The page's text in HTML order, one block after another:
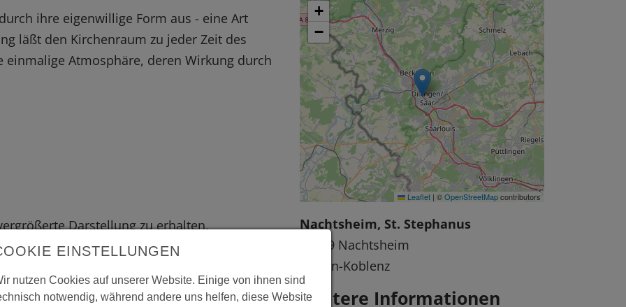
ihre eigenwillige Form aus - eine Art
läßt den Kirchenraum zu jeder Zeit des
einmalige Atmosphäre, deren Wirkung durch
Darstellung zu erhalten.
+
−
Leaflet | ©OpenStreetMapcontributors
Nachtsheim, St. Stephanus
56729 Nachtsheim
Mayen-Koblenz
Weitere Informationen
EINSTELLUNGEN
nutzen Cookies auf unserer Website. Einige von ihnen sind
notwendig, während andere uns helfen, diese Website